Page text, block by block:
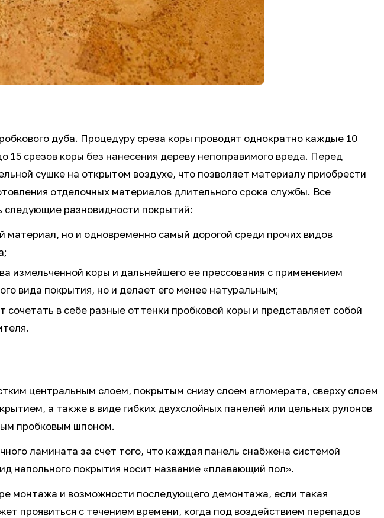
дуба. Процедуру среза коры проводят однократно каждые 10
15 срезов коры без нанесения дереву непоправимого вреда. Перед
сушке на открытом воздухе, что позволяет материалу приобрести
отделочных материалов длительного срока службы. Все
следующие разновидности покрытий:
материал, но и одновременно самый дорогой среди прочих видов
измельченной коры и дальнейшего ее прессования с применением
вида покрытия, но и делает его менее натуральным;
в себе разные оттенки пробковой коры и представляет собой
центральным слоем, покрытым снизу слоем агломерата, сверху слоем
а также в виде гибких двухслойных панелей или цельных рулонов
пробковым шпоном.
ламината за счет того, что каждая панель снабжена системой
напольного покрытия носит название «плавающий пол».
монтажа и возможности последующего демонтажа, если такая
проявиться с течением времени, когда под воздействием перепадов